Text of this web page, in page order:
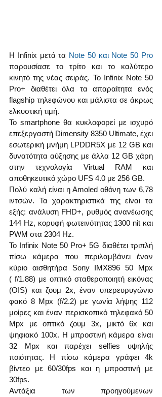
Η Infinix μετά τα Note 50 και Note 50 Pro
παρουσίασε το τρίτο και το καλύτερο
κινητό της νέας σειράς. Το Infinix Note 50
Pro+ διαθέτει όλα τα απαραίτητα ενός
flagship τηλεφώνου και μάλιστα σε άκρως
ελκυστική τιμή.
Το smartphone θα κυκλοφορεί με ισχυρό
επεξεργαστή Dimensity 8350 Ultimate, έχει
εσωτερική μνήμη LPDDR5X με 12 GB και
δυνατότητα αύξησης με άλλα 12 GB χάρη
στην τεχνολογία Virtual RAM και
αποθηκευτικό χώρο UFS 4.0 με 256 GB.
Πολύ καλή είναι η Amoled οθόνη των 6,78
ιντσών. Τα χαρακτηριστικά της είναι τα
εξής: ανάλυση FHD+, ρυθμός ανανέωσης
144 Hz, κορυφή φωτεινότητας 1300 nit και
PWM στα 2304 Hz.
Το Infinix Note 50 Pro+ 5G διαθέτει τριπλή
πίσω κάμερα που περιλαμβάνει έναν
κύριο αισθητήρα Sony IMX896 50 Mpx
( f/1.88) με οπτικό σταθεροποιητή εικόνας
(OIS) και ζουμ 2x, έναν υπερευρυγώνιο
φακό 8 Mpx (f/2.2) με γωνία λήψης 112
μοίρες και έναν περισκοπικό τηλεφακό 50
Mpx με οπτικό ζουμ 3x, μικτό 6x και
ψηφιακό 100x. Η μπροστινή κάμερα είναι
32 Mpx και παρέχει selfies υψηλής
ποιότητας. Η πίσω κάμερα γράφει 4k
βίντεο με 60/30fps και η μπροστινή με
30fps.
Αντάξια των προηγούμενων